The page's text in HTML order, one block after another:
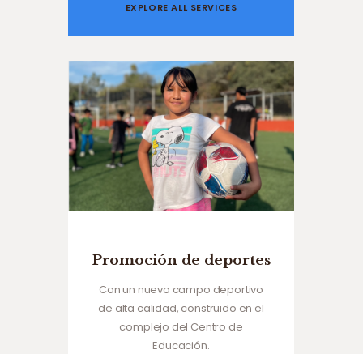
EXPLORE ALL SERVICES
Promoción de deportes
Con un nuevo campo deportivo
de alta calidad, construido en el
complejo del Centro de
Educación.